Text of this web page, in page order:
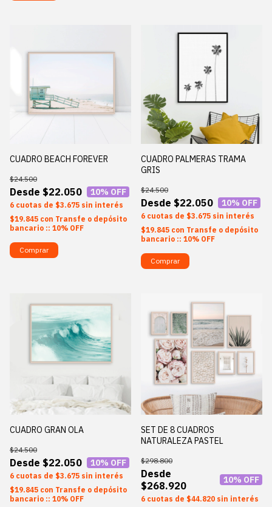
CUADRO BEACH FOREVER
$22.050
$24.500
10% OFF
6 $3.675 sin interés
$19.845 con Transfe o depósito
bancario :: 10% OFF
Comprar
CUADRO PALMERAS TRAMA
GRIS
$22.050
$24.500
10% OFF
6 $3.675 sin interés
$19.845 con Transfe o depósito
bancario :: 10% OFF
Comprar
CUADRO GRAN OLA
$22.050
$24.500
10% OFF
6 $3.675 sin interés
$19.845 con Transfe o depósito
bancario :: 10% OFF
SET DE 8 CUADROS
NATURALEZA PASTEL
$268.920
$298.800
10% OFF
6 $44.820 sin interés